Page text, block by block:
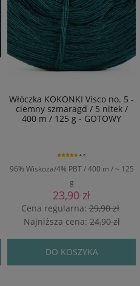
Włóczka KOKONKI Visco no. 5 -
ciemny szmaragd / 5 nitek /
400 m / 125 g - GOTOWY
96% Wiskoza/4% PBT / 400 m / ~ 125
g
4.8
23,90 zł
Cena regularna:29,90 zł
Najniższa cena:24,90 zł
DO KOSZYKA